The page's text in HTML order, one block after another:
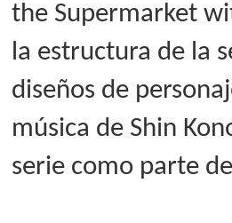
the Supermarket
la estructura de la
diseños de
música de Shin
serie como parte